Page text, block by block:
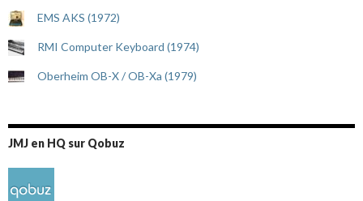
EMS AKS (1972)
RMI Computer Keyboard (1974)
Oberheim OB-X / OB-Xa (1979)
JMJ en HQ sur Qobuz